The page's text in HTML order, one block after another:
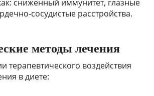
сниженный иммунитет, глазные
сосудистые расстройства.
методы лечения
терапевтического воздействия
в диете: